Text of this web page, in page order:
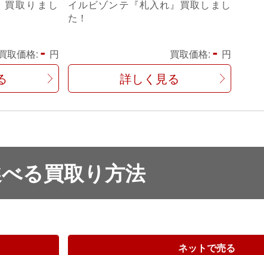
取りまし
取価格: - 円
イルビゾンテ『札入れ』買取しまし
た！
買取価格: - 円
詳しく見る
る買取り方法
ネットで売る